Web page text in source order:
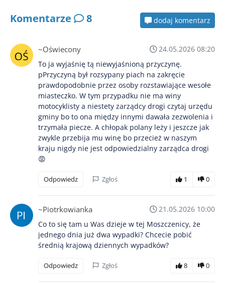
Komentarze 8 dodaj komentarz
~Oświecony
24.05.2026 08:20
To ja wyjaśnię tą niewyjaśnioną przyczynę.
pPrzyczyną był rozsypany piach na zakręcie
prawdopodobnie przez osoby rozstawiające wesołe
miasteczko. W tym przypadku nie ma winy
motocyklisty a niestety zarządcy drogi czytaj urzędu
gminy bo to ona między innymi dawała zezwolenia i
trzymała piecze. A chłopak polany leży i jeszcze jak
zwykle przebija mu winę bo przecież w naszym
kraju nigdy nie jest odpowiedzialny zarządca drogi
😡
Odpowiedz Zgłoś 1 0
~Piotrkowianka
21.05.2026 10:00
Co to się tam u Was dzieje w tej Moszczenicy, że
jednego dnia już dwa wypadki? Chcecie pobić
średnią krajową dziennych wypadków?
Odpowiedz Zgłoś 8 0